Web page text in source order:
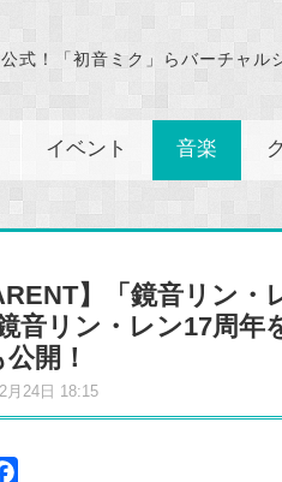
式！「初音ミク」らバーチャル
イベント 音楽
】「鏡音リン
音リン・レン17周年
開！
月24日 18:15